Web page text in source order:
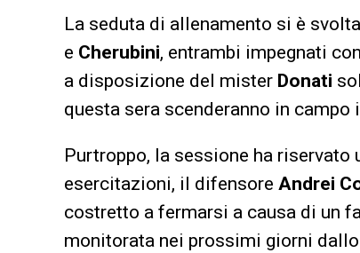
La seduta di allenamento si è
e Cherubini, entrambi impegnati
a disposizione del mister Donati
questa sera scenderanno in campo
Purtroppo, la sessione ha
esercitazioni, il difensore Andrei
costretto a fermarsi a causa di un
monitorata nei prossimi giorni